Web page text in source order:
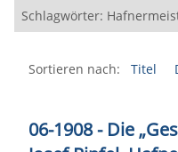
Schlagwörter:
Sortieren nach: Titel
06-1908 - Die